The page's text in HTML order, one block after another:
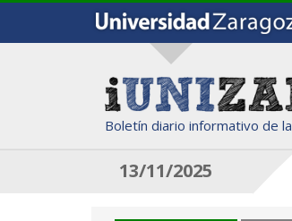
Boletín diario informativo de la
13/11/2025